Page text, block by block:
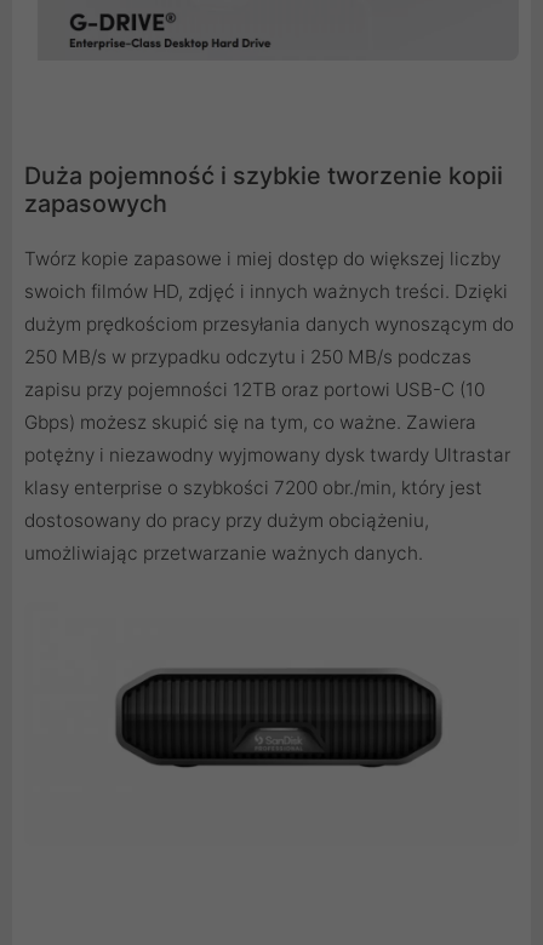
Duża pojemność i szybkie tworzenie kopii
zapasowych
Twórz kopie zapasowe i miej dostęp do większej liczby
swoich filmów HD, zdjęć i innych ważnych treści. Dzięki
dużym prędkościom przesyłania danych wynoszącym do
250 MB/s w przypadku odczytu i 250 MB/s podczas
zapisu przy pojemności 12TB oraz portowi USB-C (10
Gbps) możesz skupić się na tym, co ważne. Zawiera
potężny i niezawodny wyjmowany dysk twardy Ultrastar
klasy enterprise o szybkości 7200 obr./min, który jest
dostosowany do pracy przy dużym obciążeniu,
umożliwiając przetwarzanie ważnych danych.